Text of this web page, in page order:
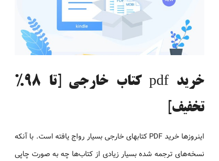
خرید pdf کتاب خارجی [تا 98%
تخفیف]
اینروزها خرید PDF کتاب‎های خارجی بسیار رواج یافته است. با آنکه
نسخه‌های ترجمه شده بسیار زیادی از کتاب‌ها چه به صورت چاپی